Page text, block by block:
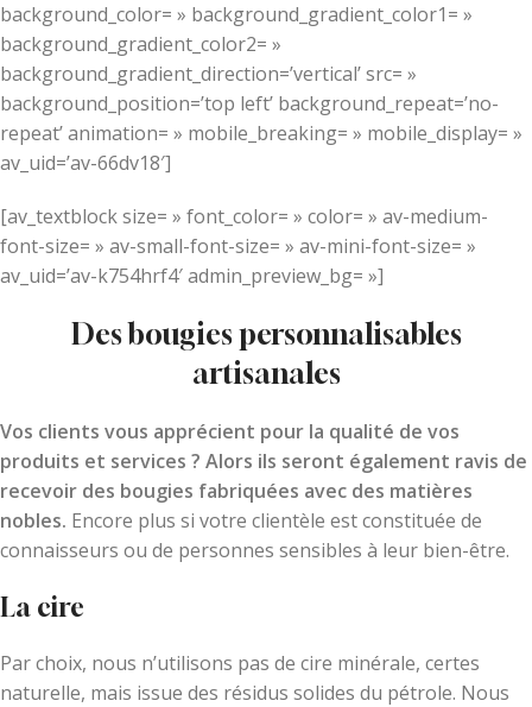
background_color= » background_gradient_color1= »
background_gradient_color2= »
background_gradient_direction=’vertical’ src= »
background_position=’top left’ background_repeat=’no-
repeat’ animation= » mobile_breaking= » mobile_display= »
av_uid=’av-66dv18′]
[av_textblock size= » font_color= » color= » av-medium-
font-size= » av-small-font-size= » av-mini-font-size= »
av_uid=’av-k754hrf4′ admin_preview_bg= »]
Des bougies personnalisables
artisanales
Vos clients vous apprécient pour la qualité de vos
produits et services ? Alors ils seront également ravis de
recevoir des bougies fabriquées avec des matières
nobles. Encore plus si votre clientèle est constituée de
connaisseurs ou de personnes sensibles à leur bien-être.
La cire
Par choix, nous n’utilisons pas de cire minérale, certes
naturelle, mais issue des résidus solides du pétrole. Nous